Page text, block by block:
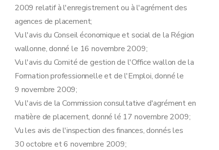
2009 relatif à l'enregistrement ou à l'agrément des
agences de placement;
Vu l'avis du Conseil économique et social de la Région
wallonne, donné le 16 novembre 2009;
Vu l'avis du Comité de gestion de l'Office wallon de la
Formation professionnelle et de l'Emploi, donné le
9 novembre 2009;
Vu l'avis de la Commission consultative d'agrément en
matière de placement, donné lé 17 novembre 2009;
Vu les avis de l'inspection des finances, donnés les
30 octobre et 6 novembre 2009;